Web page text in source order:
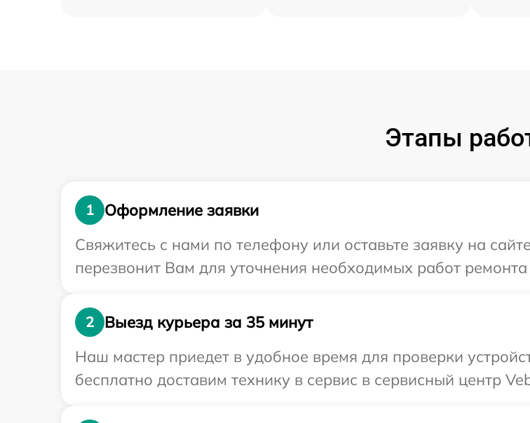
Этапы
1
Оформление заявки
Свяжитесь с нами по телефону или оставьте заявку на
перезвонит Вам для уточнения необходимых работ
2
Выезд курьера за 35 минут
Наш мастер приедет в удобное время для проверки
бесплатно доставим технику в сервис в сервисный центр